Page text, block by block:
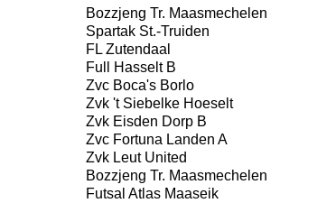
Bozzjeng Tr. Maasmechelen
Spartak St.-Truiden
FL Zutendaal
Full Hasselt B
Zvc Boca's Borlo
Zvk 't Siebelke Hoeselt
Zvk Eisden Dorp B
Zvc Fortuna Landen A
Zvk Leut United
Bozzjeng Tr. Maasmechelen
Futsal Atlas Maaseik